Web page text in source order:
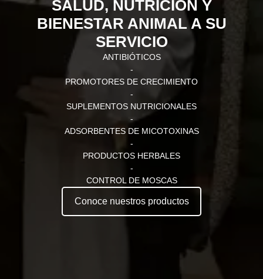
SALUD, NUTRICIÓN Y
BIENESTAR ANIMAL A SU
SERVICIO
ANTIBIÓTICOS
-
PROMOTORES DE CRECIMIENTO
-
SUPLEMENTOS NUTRICIONALES
-
ADSORBENTES DE MICOTOXINAS
-
PRODUCTOS HERBALES
-
CONTROL DE MOSCAS
Conoce nuestros productos